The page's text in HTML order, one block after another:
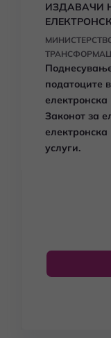
ИЗДАВАЧИ
податоците
Законот за
услуги.